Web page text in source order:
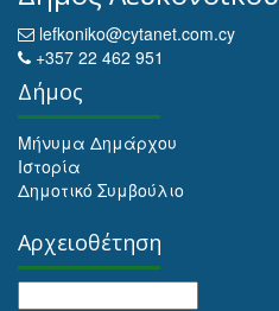
lefkoniko@cytanet.com.cy
+357 22 462 951
Δήμος
Μήνυμα Δημάρχου
Ιστορία
Δημοτικό Συμβούλιο
Αρχειοθέτηση